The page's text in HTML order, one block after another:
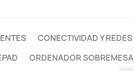
CONECTIVIDAD Y REDES
ORDENADOR SOBREMESA